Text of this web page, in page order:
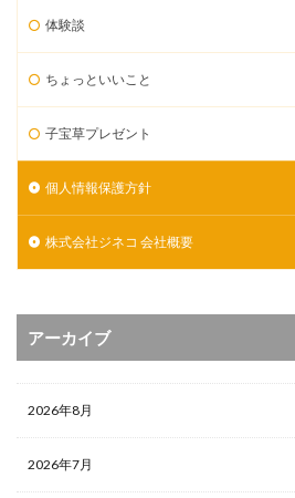
体験談
ちょっといいこと
子宝草プレゼント
個人情報保護方針
株式会社ジネコ 会社概要
アーカイブ
2026年8月
2026年7月